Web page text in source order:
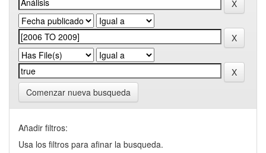
Comenzar nueva busqueda
Añadir filtros:
Usa los filtros para afinar la busqueda.